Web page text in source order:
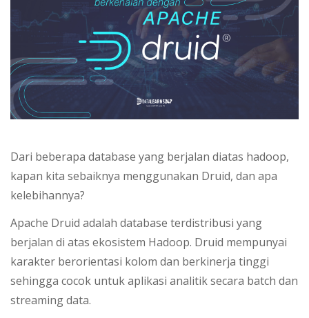
Dari beberapa database yang berjalan diatas hadoop,
kapan kita sebaiknya menggunakan Druid, dan apa
kelebihannya?
Apache Druid adalah database terdistribusi yang
berjalan di atas ekosistem Hadoop. Druid mempunyai
karakter berorientasi kolom dan berkinerja tinggi
sehingga cocok untuk aplikasi analitik secara batch dan
streaming data.